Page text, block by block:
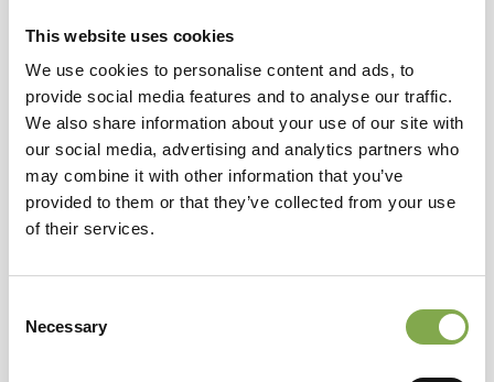
This website uses cookies
We use cookies to personalise content and ads, to
provide social media features and to analyse our traffic.
We also share information about your use of our site with
our social media, advertising and analytics partners who
may combine it with other information that you’ve
provided to them or that they’ve collected from your use
of their services.
Selection
Necessary
PIANTE E FIORI
Foglie lobate e stile esotico: i segreti della cura
della Rhaphidophora decursiva